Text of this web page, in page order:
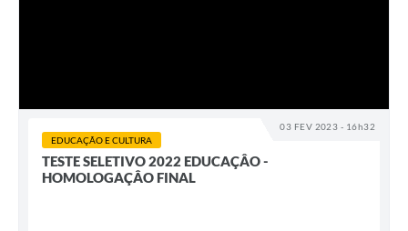
03 FEV 2023 - 16h32
EDUCAÇÃO E CULTURA
TESTE SELETIVO 2022 EDUCAÇÂO -
HOMOLOGAÇÂO FINAL